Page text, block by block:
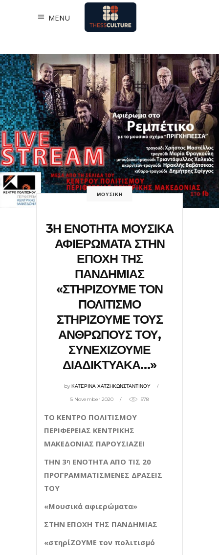
MENU
ΜΟΥΣΙΚΗ
3Η ΕΝΟΤΗΤΑ ΜΟΥΣΙΚΑ
ΑΦΙΕΡΩΜΑΤΑ ΣΤΗΝ
ΕΠΟΧΗ ΤΗΣ
ΠΑΝΔΗΜΙΑΣ
«ΣΤΗΡΙΖΟΥΜΕ ΤΟΝ
ΠΟΛΙΤΙΣΜΟ
ΣΤΗΡΙΖΟΥΜΕ ΤΟΥΣ
ΑΝΘΡΩΠΟΥΣ ΤΟΥ,
ΣΥΝΕΧΙΖΟΥΜΕ
ΔΙΑΔΙΚΤΥΑΚΑ…»
byΚΑΤΕΡΙΝΑ ΧΑΤΖΗΚΩΝΣΤΑΝΤΙΝΟΥ
5 November 2020 578
ΤΟ ΚΕΝΤΡΟ ΠΟΛΙΤΙΣΜΟΥ
ΠΕΡΙΦΕΡΕΙΑΣ ΚΕΝΤΡΙΚΗΣ
ΜΑΚΕΔΟΝΙΑΣ ΠΑΡΟΥΣΙΑΖΕΙ
ΤΗΝ 3η ΕΝΟΤΗΤΑ ΑΠΟ ΤΙΣ 20
ΠΡΟΓΡΑΜΜΑΤΙΣΜΕΝΕΣ ΔΡΑΣΕΙΣ
ΤΟΥ
«Μουσικά αφιερώματα»
ΣΤΗΝ ΕΠΟΧΗ ΤΗΣ ΠΑΝΔΗΜΙΑΣ
«στηρίΖΟΥΜΕ τον πολιτισμό